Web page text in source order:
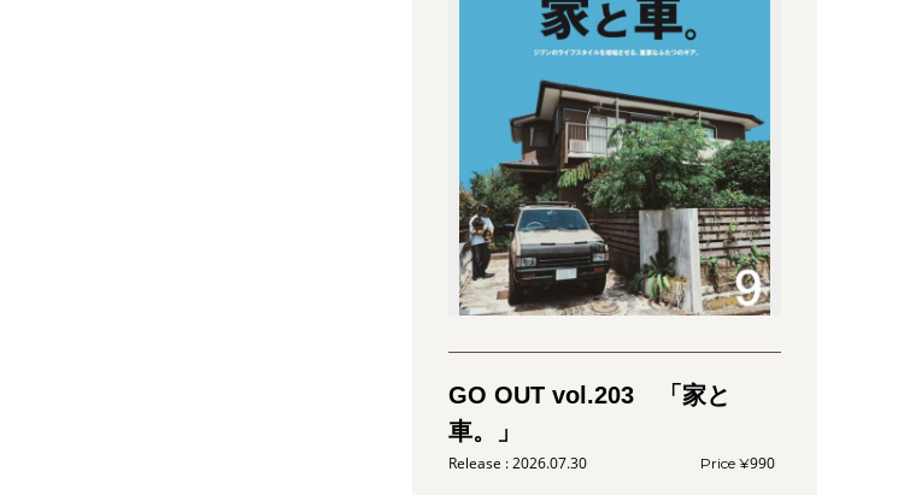
GO OUT vol.203 「家と
車。」
2026.07.30 990